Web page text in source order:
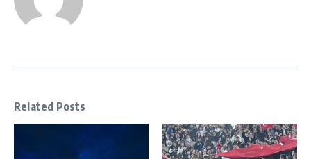
Related Posts